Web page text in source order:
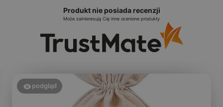
Produkt nie posiada recenzji
Może zainteresują Cię inne ocenione produkty
podgląd